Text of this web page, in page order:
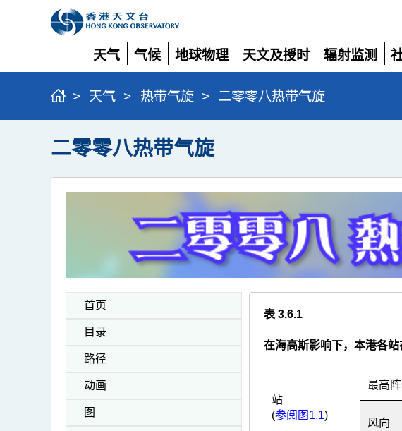
天气
展
开
气候
展
开
地球物理
展
开
天文及授时
展
开
辐射监测
展
开
> 天气 > 热带气旋 > 二零零八热带气旋
二零零八热带气旋
首页
目录
路径
动画
图
表 3.6.1
在海高斯影响下，本港各
站
(参阅图1.1)
最高
风向